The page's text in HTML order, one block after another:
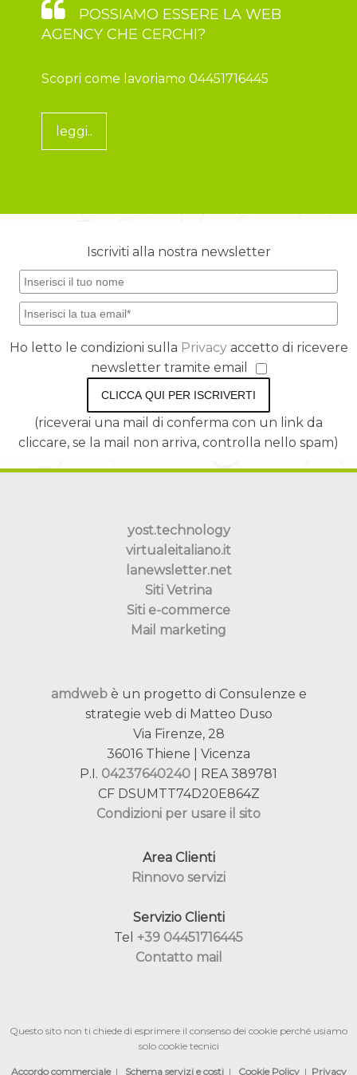
POSSIAMO ESSERE LA WEB
AGENCY CHE CERCHI?
Scopri come lavoriamo 04451716445
leggi..
Iscriviti alla nostra newsletter
Ho letto le condizioni sulla Privacy accetto di ricevere
newsletter tramite email
CLICCA QUI PER ISCRIVERTI
(riceverai una mail di conferma con un link da
cliccare, se la mail non arriva, controlla nello spam)
yost.technology
virtualeitaliano.it
lanewsletter.net
Siti Vetrina
Siti e-commerce
Mail marketing
amdwebè un progetto di Consulenze e
strategie web di Matteo Duso
Via Firenze, 28
36016 Thiene | Vicenza
P.I. 04237640240 | REA 389781
CF DSUMTT74D20E864Z
Condizioni per usare il sito
Area Clienti
Rinnovo servizi
Servizio Clienti
Tel +39 04451716445
Contatto mail
Questo sito non ti chiede di esprimere il consenso dei cookie perché usiamo
solo cookie tecnici
Accordo commerciale| Schema servizi e costi| Cookie Policy| Privacy